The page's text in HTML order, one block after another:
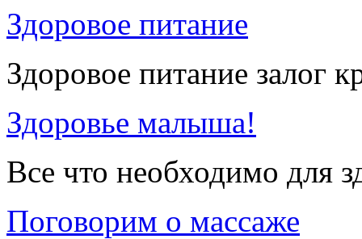
Здоровое питание
Здоровое питание залог
Здоровье малыша!
Все что необходимо для
Поговорим о массаже